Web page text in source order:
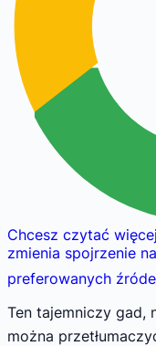
Chcesz czytać
zmienia spojrzenie
preferowanych
Ten tajemniczy gad,
można